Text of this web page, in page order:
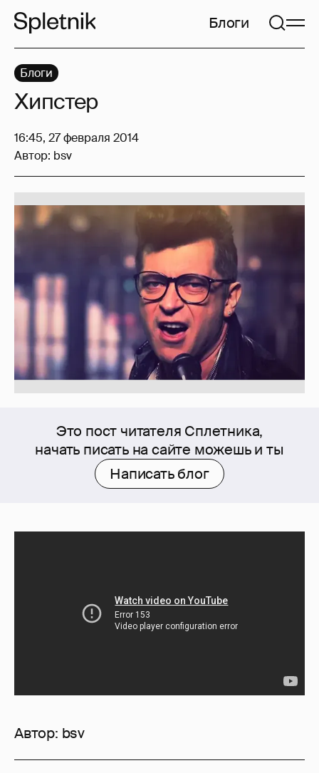
Блоги
Это пост читателя Сплетника,
начать писать на сайте можешь и ты
Написать блог
Автор: bsv
Блоги
Хипстер
16:45, 27 февраля 2014
Автор: bsv